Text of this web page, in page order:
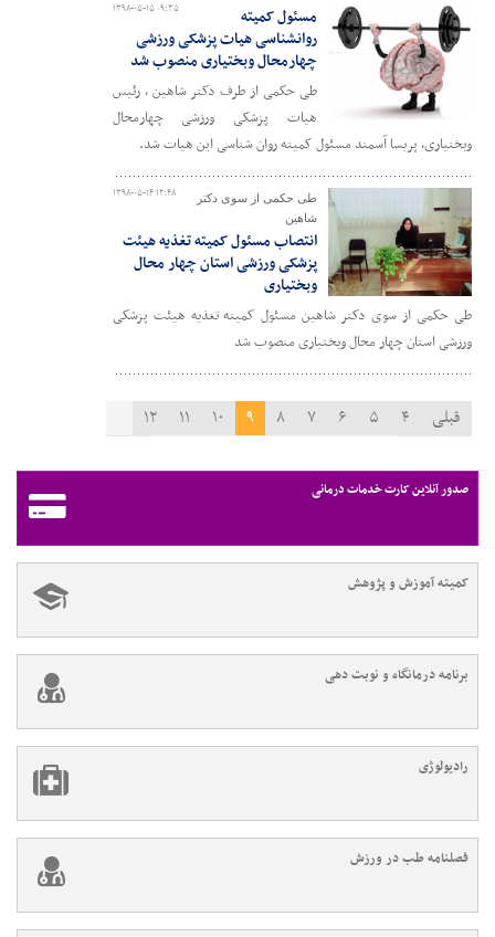
۱۳۹۸-۰۵-۱۵ ۰۹:۳۵
مسئول کمیته
روانشناسی هیات پزشکی ورزشی
چهارمحال وبختیاری منصوب شد
طی حکمی از طرف دکتر شاهین ، رئیس
هیات پزشکی ورزشی چهارمحال
وبختیاری، پریسا آسمند مسئول کمیته روان شناسی این هیات شد.
۱۳۹۸-۰۵-۱۴ ۱۲:۴۸
طی حکمی از سوی دکتر
شاهین
انتصاب مسئول کمیته تغذیه هیئت
پزشکی ورزشی استان چهار محال
وبختیاری
طی حکمی از سوی دکتر شاهین مسئول کمیته تغذیه هیئت پزشکی
ورزشی استان چهار محال وبختیاری منصوب شد
قبلی ۴ ۵ ۶ ۷ ۸ ۹ ۱۰ ۱۱
۱۲
صدور آنلاین کارت خدمات درمانی
کمیته آموزش و پژوهش
برنامه درمانگاه و نوبت دهی
رادیولوژی
فصلنامه طب در ورزش